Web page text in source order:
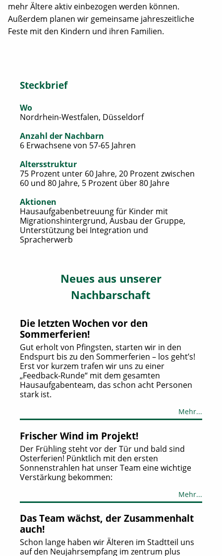
mehr Ältere aktiv einbezogen werden können.
Außerdem planen wir gemeinsame jahreszeitliche
Feste mit den Kindern und ihren Familien.
Steckbrief
Wo
Nordrhein-Westfalen, Düsseldorf
Anzahl der Nachbarn
6 Erwachsene von 57-65 Jahren
Altersstruktur
75 Prozent unter 60 Jahre, 20 Prozent zwischen
60 und 80 Jahre, 5 Prozent über 80 Jahre
Aktionen
Hausaufgabenbetreuung für Kinder mit
Migrationshintergrund, Ausbau der Gruppe,
Unterstützung bei Integration und
Spracherwerb
Neues aus unserer
Nachbarschaft
Die letzten Wochen vor den
Sommerferien!
Gut erholt von Pfingsten, starten wir in den
Endspurt bis zu den Sommerferien – los geht’s!
Erst vor kurzem trafen wir uns zu einer
„Feedback-Runde“ mit dem gesamten
Hausaufgabenteam, das schon acht Personen
stark ist.
Mehr...
Frischer Wind im Projekt!
Der Frühling steht vor der Tür und bald sind
Osterferien! Pünktlich mit den ersten
Sonnenstrahlen hat unser Team eine wichtige
Verstärkung bekommen:
Mehr...
Das Team wächst, der Zusammenhalt
auch!
Schon lange haben wir Älteren im Stadtteil uns
auf den Neujahrsempfang im zentrum plus